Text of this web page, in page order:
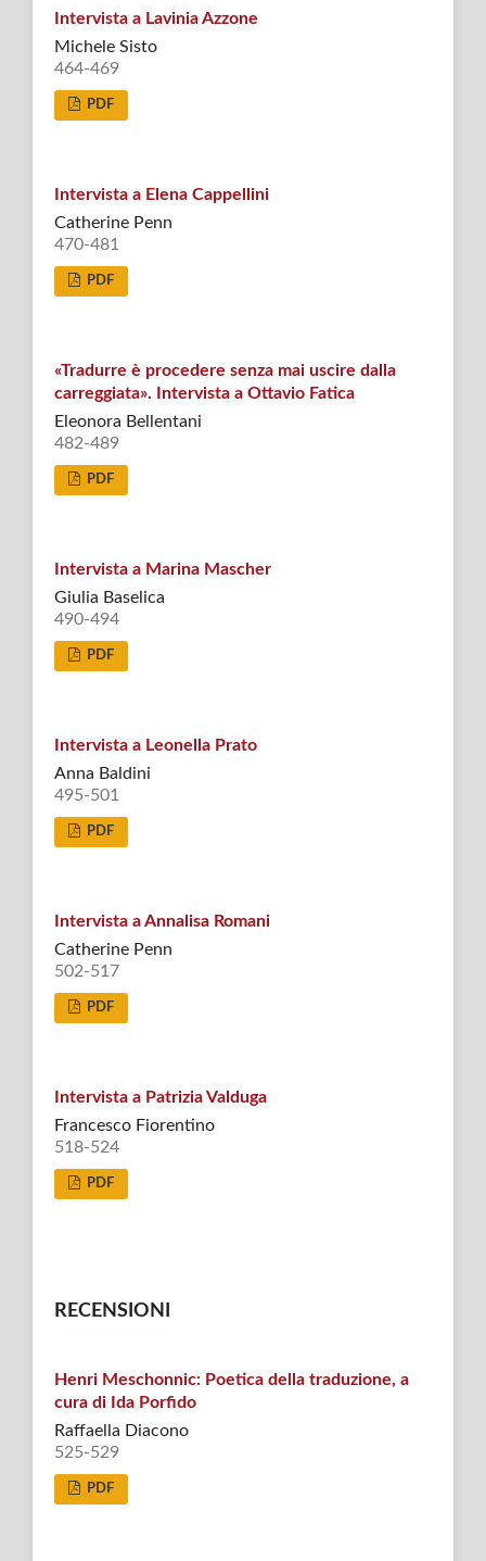
Intervista a Lavinia Azzone
Michele Sisto
464-469
PDF
Intervista a Elena Cappellini
Catherine Penn
470-481
PDF
«Tradurre è procedere senza mai uscire dalla
carreggiata». Intervista a Ottavio Fatica
Eleonora Bellentani
482-489
PDF
Intervista a Marina Mascher
Giulia Baselica
490-494
PDF
Intervista a Leonella Prato
Anna Baldini
495-501
PDF
Intervista a Annalisa Romani
Catherine Penn
502-517
PDF
Intervista a Patrizia Valduga
Francesco Fiorentino
518-524
PDF
RECENSIONI
Henri Meschonnic: Poetica della traduzione, a
cura di Ida Porfido
Raffaella Diacono
525-529
PDF